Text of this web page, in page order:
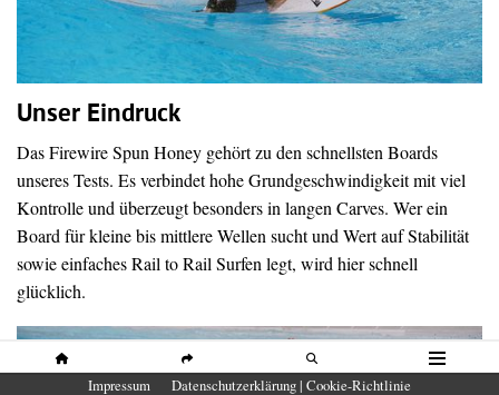
SHARE SUCHE
Unser Eindruck
Das Firewire Spun Honey gehört zu den schnellsten Boards
unseres Tests. Es verbindet hohe Grundgeschwindigkeit mit viel
Kontrolle und überzeugt besonders in langen Carves. Wer ein
Board für kleine bis mittlere Wellen sucht und Wert auf Stabilität
sowie einfaches Rail to Rail Surfen legt, wird hier schnell
glücklich.
Impressum Datenschutzerklärung | Cookie-Richtlinie